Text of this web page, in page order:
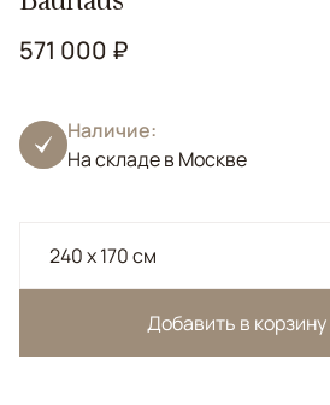
571 000 ₽
Наличие:
На складе в Москве
240 x 170 см
Добавить в корзину